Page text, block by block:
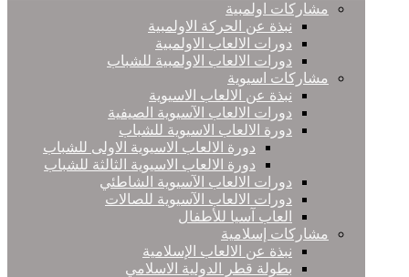
مشاركات اولمبية
نبذة عن الحركة الاولمبية
دورات الالعاب الاولمبية
دورات الالعاب الاولمبية للشباب
مشاركات اسيوية
نبذة عن الالعاب الاسيوية
دورات الالعاب الآسيوية الصيفية
دورة الالعاب الاسيوية للشباب
دورة الالعاب الاسيوية الاولى للشباب
دورة الالعاب الاسيوية الثالثة للشباب
دورات الالعاب الآسيوية الشاطئي
دورات الالعاب الآسيوية للصالات
العاب آسيا للأطفال
مشاركات إسلامية
نبذة عن الالعاب الإسلامية
بطولة قطر الدولية الاسلامي